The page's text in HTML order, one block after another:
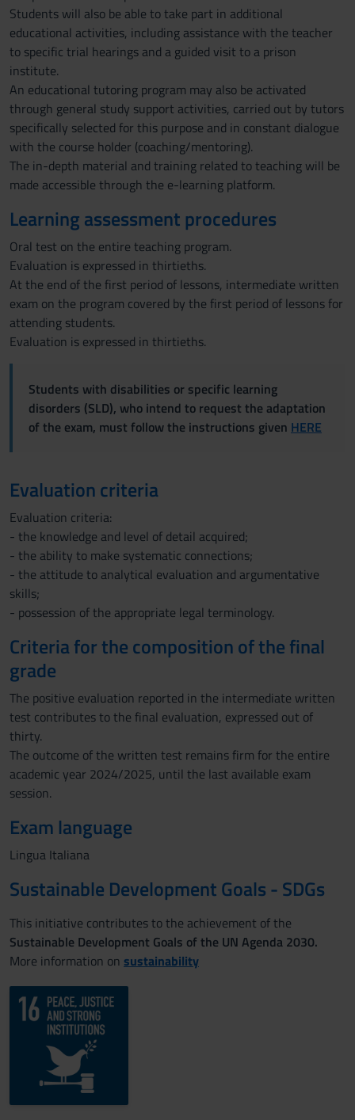
Students will also be able to take part in additional
educational activities, including assistance with the teacher
to specific trial hearings and a guided visit to a prison
institute.
An educational tutoring program may also be activated
through general study support activities, carried out by tutors
specifically selected for this purpose and in constant dialogue
with the course holder (coaching/mentoring).
The in-depth material and training related to teaching will be
made accessible through the e-learning platform.
Learning assessment procedures
Oral test on the entire teaching program.
Evaluation is expressed in thirtieths.
At the end of the first period of lessons, intermediate written
exam on the program covered by the first period of lessons for
attending students.
Evaluation is expressed in thirtieths.
Students with disabilities or specific learning
disorders (SLD), who intend to request the adaptation
of the exam, must follow the instructions given HERE
Evaluation criteria
Evaluation criteria:
- the knowledge and level of detail acquired;
- the ability to make systematic connections;
- the attitude to analytical evaluation and argumentative
skills;
- possession of the appropriate legal terminology.
Criteria for the composition of the final
grade
The positive evaluation reported in the intermediate written
test contributes to the final evaluation, expressed out of
thirty.
The outcome of the written test remains firm for the entire
academic year 2024/2025, until the last available exam
session.
Exam language
Lingua Italiana
Sustainable Development Goals - SDGs
This initiative contributes to the achievement of the
Sustainable Development Goals of the UN Agenda 2030.
More information on sustainability